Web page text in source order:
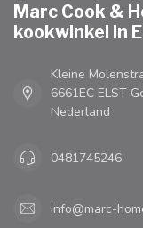
Marc Cook &
kookwinkel in
Kleine
6661EC ELST
Nederland
0481745246
info@marc-